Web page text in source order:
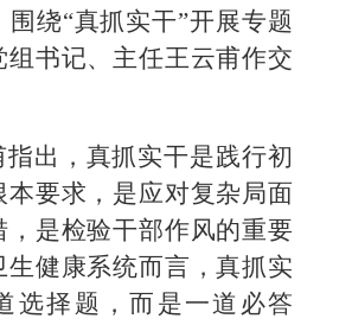
围绕“真抓实干”开展专题
组书记、主任王云甫作交
指出，真抓实干是践行初
本要求，是应对复杂局面
，是检验干部作风的重要
生健康系统而言，真抓实
选择题，而是一道必答